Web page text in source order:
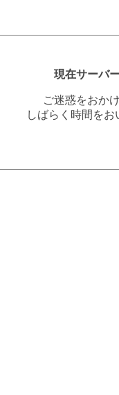
現在サーバ
ご迷惑をおか
しばらく時間を